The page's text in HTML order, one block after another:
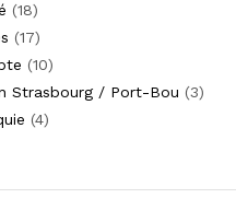
(18)
(17)
(10)
Strasbourg / Port-Bou (3)
(4)